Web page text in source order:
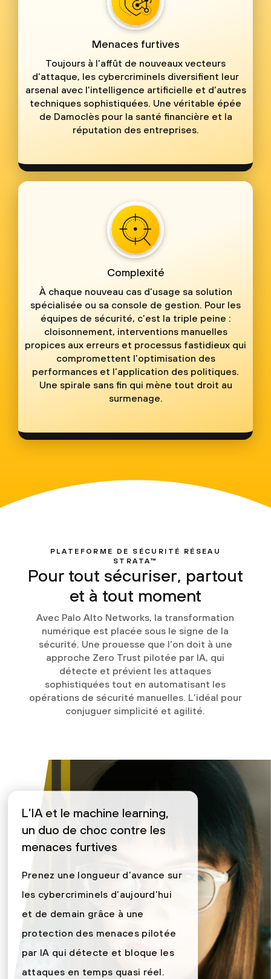
Menaces furtives
Toujours à l’affût de nouveaux vecteurs
d’attaque, les cybercriminels diversifient leur
arsenal avec l’intelligence artificielle et d’autres
techniques sophistiquées. Une véritable épée
de Damoclès pour la santé financière et la
réputation des entreprises.
Complexité
À chaque nouveau cas d’usage sa solution
spécialisée ou sa console de gestion. Pour les
équipes de sécurité, c’est la triple peine :
cloisonnement, interventions manuelles
propices aux erreurs et processus fastidieux qui
compromettent l’optimisation des
performances et l’application des politiques.
Une spirale sans fin qui mène tout droit au
surmenage.
PLATEFORME DE SÉCURITÉ RÉSEAU
STRATA™
Pour tout sécuriser, partout
et à tout moment
Avec Palo Alto Networks, la transformation
numérique est placée sous le signe de la
sécurité. Une prouesse que l’on doit à une
approche Zero Trust pilotée par IA, qui
détecte et prévient les attaques
sophistiquées tout en automatisant les
opérations de sécurité manuelles. L’idéal pour
conjuguer simplicité et agilité.
L’IA et le machine learning,
un duo de choc contre les
menaces furtives
Prenez une longueur d’avance sur
les cybercriminels d’aujourd’hui
et de demain grâce à une
protection des menaces pilotée
par IA qui détecte et bloque les
attaques en temps quasi réel.